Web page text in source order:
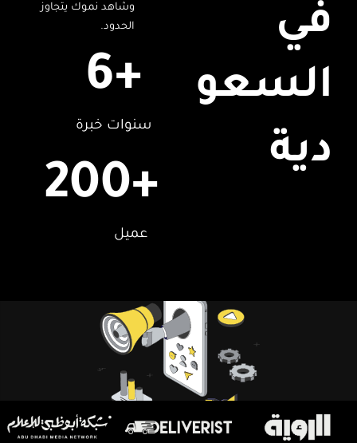
في
السعو
دية
وشاهد نموك يتجاوز
الحدود.
سنوات خبرة
+
6
عميل
+
200